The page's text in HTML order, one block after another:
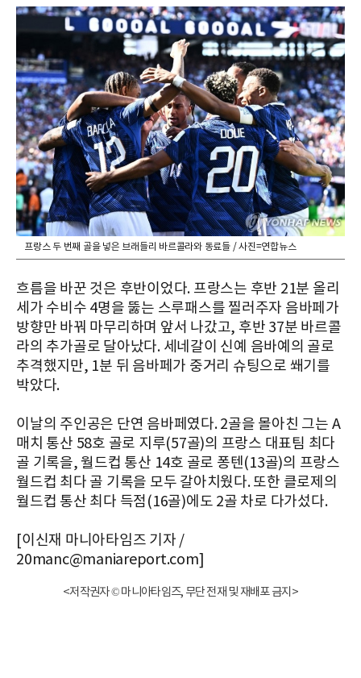
프랑스 두 번째 골을 넣은 브래들리 바르콜라와 동료들 / 사진=연합뉴스
흐름을 바꾼 것은 후반이었다. 프랑스는 후반 21분 올리
세가 수비수 4명을 뚫는 스루패스를 찔러주자 음바페가
방향만 바꿔 마무리하며 앞서 나갔고, 후반 37분 바르콜
라의 추가골로 달아났다. 세네갈이 신예 음바예의 골로
추격했지만, 1분 뒤 음바페가 중거리 슈팅으로 쐐기를
박았다.
이날의 주인공은 단연 음바페였다. 2골을 몰아친 그는 A
매치 통산 58호 골로 지루(57골)의 프랑스 대표팀 최다
골 기록을, 월드컵 통산 14호 골로 퐁텐(13골)의 프랑스
월드컵 최다 골 기록을 모두 갈아치웠다. 또한 클로제의
월드컵 통산 최다 득점(16골)에도 2골 차로 다가섰다.
[이신재 마니아타임즈 기자 /
20manc@maniareport.com]
<저작권자 © 마니아타임즈, 무단 전재 및 재배포 금지>